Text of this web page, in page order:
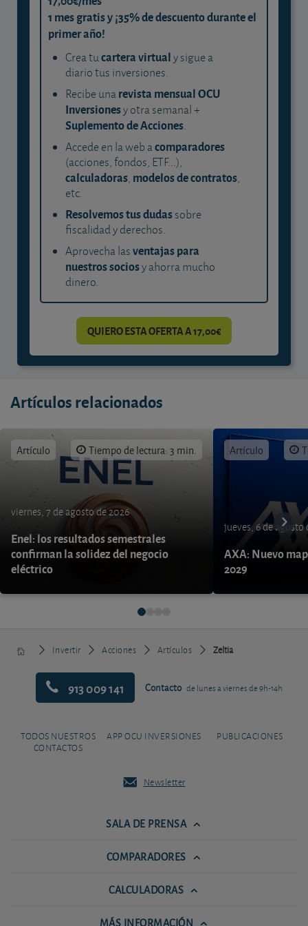
1 mes gratis y ¡35% de descuento durante el
primer año!
Crea tucartera virtualy sigue a
diario tus inversiones.
Recibe unarevista mensual OCU
Inversionesy otra semanal +
Suplemento de Acciones.
Accede en la web acomparadores
(acciones, fondos, ETF...),
calculadoras, modelos de contratos,
etc.
Resolvemos tus dudassobre
fiscalidad y derechos.
Aprovecha lasventajas para
nuestros sociosy ahorra mucho
dinero.
QUIERO ESTA OFERTA A 17,00€
Artículos relacionados
Artículo Tiempo de lectura: 3 min.
viernes, 7 de agosto de 2026
Enel: los resultados semestrales
confirman la solidez del negocio
eléctrico
Artículo
jueves, 6 de agosto
AXA: Nuevo
2029
Invertir Acciones Artículos Zeltia
913 009 141 Contacto de lunes a viernes de 9h-14h
TODOS NUESTROS
CONTACTOS
APP OCU INVERSIONES PUBLICACIONES
Newsletter
SALA DE PRENSA
COMPARADORES
CALCULADORAS
MÁS INFORMACIÓN